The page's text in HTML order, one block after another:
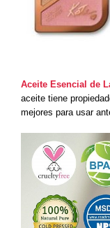
Aceite Esencial de
aceite tiene
mejores para usar